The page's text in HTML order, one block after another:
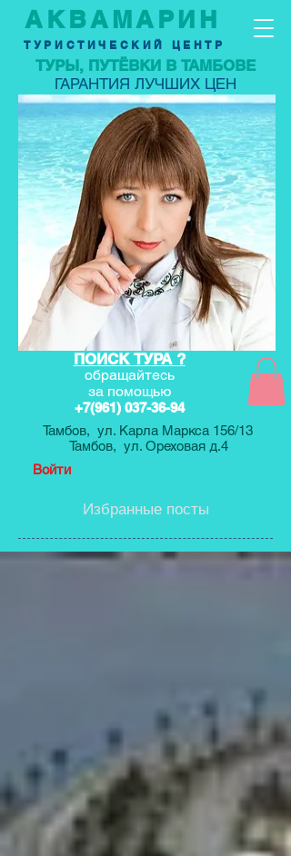
АКВАМАРИН
ТУРИСТИЧЕСКИЙ ЦЕНТР
ТУРЫ, ПУТЁВКИ В ТАМБОВЕ
ГАРАНТИЯ ЛУЧШИХ ЦЕН
ПОИСК ТУРА ?
обращайтесь
за помощью
+7(961) 037-36-94
Тамбов, ул. Карла Маркса 156/13
Тамбов, ул. Ореховая д.4
Войти
Избранные посты